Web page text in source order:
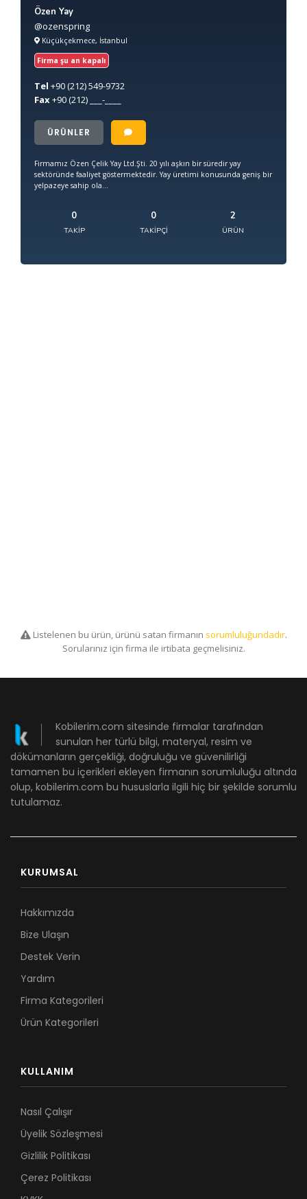
Özen Yay
@ozenspring
Küçükçekmece, İstanbul
Firma şu an kapalı
Tel +90(212) 549-9732
Fax+90(212) ___-____
ÜRÜNLER
Firmamız Özen Çelik Yay Ltd.Şti. 20 yılı aşkın bir süredir yay
sektöründe faaliyet göstermektedir. Yay üretimi konusunda geniş bir
yelpazeye sahip ola...
0
TAKIP
0
TAKIPÇI
2
ÜRÜN
Listelenen bu ürün, ürünü satan firmanın sorumluluğundadır.
Sorularınız için firma ile irtibata geçmelisiniz.
Kobilerim.com sitesinde firmalar tarafından
sunulan her türlü bilgi, materyal, resim ve
dökümanların gerçekliği, doğruluğu ve güvenilirliği
tamamen bu içerikleri ekleyen firmanın sorumluluğu altında
olup, kobilerim.com bu hususlarla ilgili hiç bir şekilde sorumlu
tutulamaz.
KURUMSAL
Hakkımızda
Bize Ulaşın
Destek Verin
Yardım
Firma Kategorileri
Ürün Kategorileri
KULLANIM
Nasıl Çalışır
Üyelik Sözleşmesi
Gizlilik Politikası
Çerez Politikası